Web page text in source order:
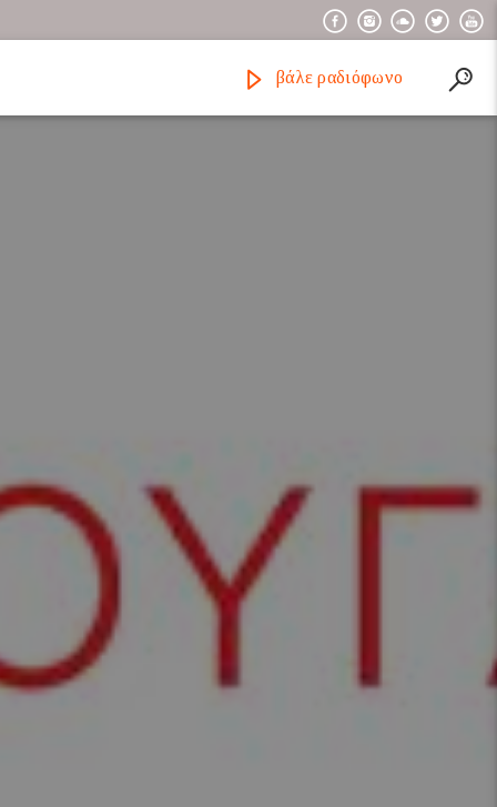
βάλε ραδιόφωνο